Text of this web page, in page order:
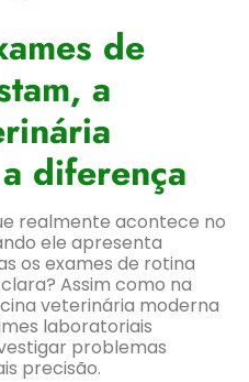
de
a
diferença
realmente acontece no
ele apresenta
os exames de rotina
Assim como na
veterinária moderna
laboratoriais
problemas
precisão.